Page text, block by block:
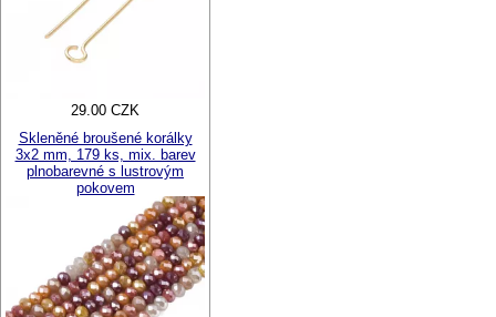
29.00 CZK
Skleněné broušené korálky
3x2 mm, 179 ks, mix. barev
plnobarevné s lustrovým
pokovem